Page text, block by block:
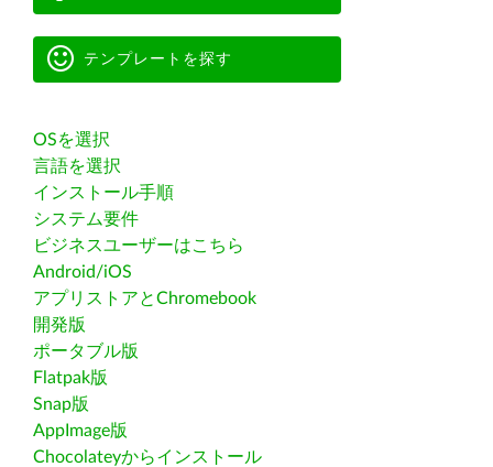
テンプレートを探す
OSを選択
言語を選択
インストール手順
システム要件
ビジネスユーザーはこちら
Android/iOS
アプリストアとChromebook
開発版
ポータブル版
Flatpak版
Snap版
AppImage版
Chocolateyからインストール